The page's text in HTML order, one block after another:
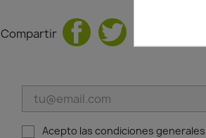
Compartir
Acepto las condiciones